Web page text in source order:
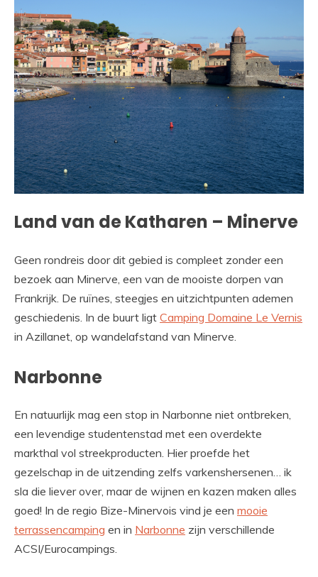
Land van de Katharen – Minerve
Geen rondreis door dit gebied is compleet zonder een
bezoek aan Minerve, een van de mooiste dorpen van
Frankrijk. De ruïnes, steegjes en uitzichtpunten ademen
geschiedenis. In de buurt ligt Camping Domaine Le Vernis
in Azillanet, op wandelafstand van Minerve.
Narbonne
En natuurlijk mag een stop in Narbonne niet ontbreken,
een levendige studentenstad met een overdekte
markthal vol streekproducten. Hier proefde het
gezelschap in de uitzending zelfs varkenshersenen… ik
sla die liever over, maar de wijnen en kazen maken alles
goed! In de regio Bize-Minervois vind je een mooie
terrassencamping en in Narbonne zijn verschillende
ACSI/Eurocampings.